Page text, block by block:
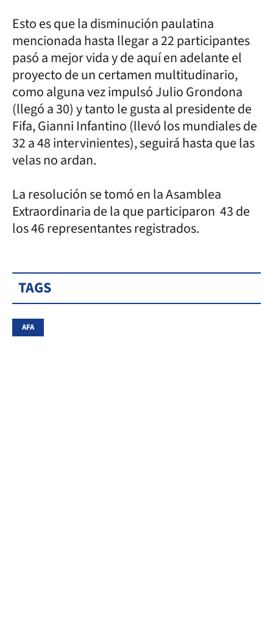
Esto es que la disminución paulatina
mencionada hasta llegar a 22 participantes
pasó a mejor vida y de aquí en adelante el
proyecto de un certamen multitudinario,
como alguna vez impulsó Julio Grondona
(llegó a 30) y tanto le gusta al presidente de
Fifa, Gianni Infantino (llevó los mundiales de
32 a 48 intervinientes), seguirá hasta que las
velas no ardan.
La resolución se tomó en la Asamblea
Extraordinaria de la que participaron 43 de
los 46 representantes registrados.
TAGS
AFA